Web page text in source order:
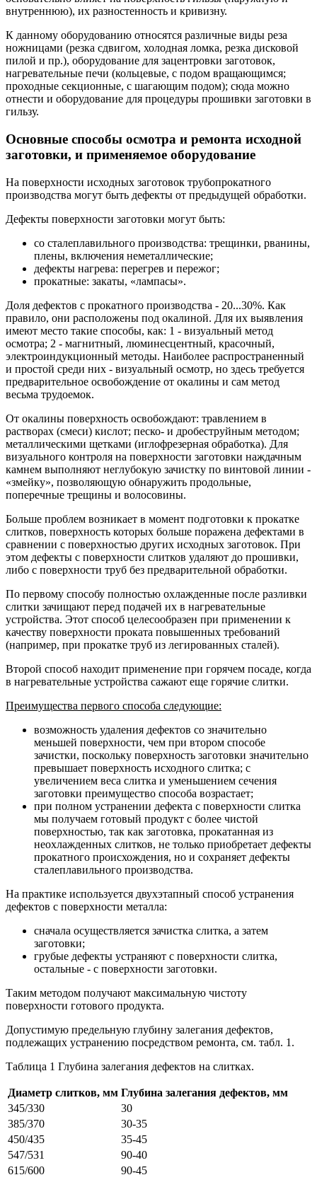
внутреннюю), их разностенность и кривизну.
К данному оборудованию относятся различные виды реза
ножницами (резка сдвигом, холодная ломка, резка дисковой
пилой и пр.), оборудование для зацентровки заготовок,
нагревательные печи (кольцевые, с подом вращающимся;
проходные секционные, с шагающим подом); сюда можно
отнести и оборудование для процедуры прошивки заготовки в
гильзу.
Основные способы осмотра и ремонта исходной
заготовки, и применяемое оборудование
На поверхности исходных заготовок трубопрокатного
производства могут быть дефекты от предыдущей обработки.
Дефекты поверхности заготовки могут быть:
со сталеплавильного производства: трещинки, рванины,
плены, включения неметаллические;
дефекты нагрева: перегрев и пережог;
прокатные: закаты, «лампасы».
Доля дефектов с прокатного производства - 20...30%. Как
правило, они расположены под окалиной. Для их выявления
имеют место такие способы, как: 1 - визуальный метод
осмотра; 2 - магнитный, люминесцентный, красочный,
электроиндукционный методы. Наиболее распространенный
и простой среди них - визуальный осмотр, но здесь требуется
предварительное освобождение от окалины и сам метод
весьма трудоемок.
От окалины поверхность освобождают: травлением в
растворах (смеси) кислот; песко- и дробеструйным методом;
металлическими щетками (иглофрезерная обработка). Для
визуального контроля на поверхности заготовки наждачным
камнем выполняют неглубокую зачистку по винтовой линии -
«змейку», позволяющую обнаружить продольные,
поперечные трещины и волосовины.
Больше проблем возникает в момент подготовки к прокатке
слитков, поверхность которых больше поражена дефектами в
сравнении с поверхностью других исходных заготовок. При
этом дефекты с поверхности слитков удаляют до прошивки,
либо с поверхности труб без предварительной обработки.
По первому способу полностью охлажденные после разливки
слитки зачищают перед подачей их в нагревательные
устройства. Этот способ целесообразен при применении к
качеству поверхности проката повышенных требований
(например, при прокатке труб из легированных сталей).
Второй способ находит применение при горячем посаде, когда
в нагревательные устройства сажают еще горячие слитки.
Преимущества первого способа следующие:
возможность удаления дефектов со значительно
меньшей поверхности, чем при втором способе
зачистки, поскольку поверхность заготовки значительно
превышает поверхность исходного слитка; с
увеличением веса слитка и уменьшением сечения
заготовки преимущество способа возрастает;
при полном устранении дефекта с поверхности слитка
мы получаем готовый продукт с более чистой
поверхностью, так как заготовка, прокатанная из
неохлажденных слитков, не только приобретает дефекты
прокатного происхождения, но и сохраняет дефекты
сталеплавильного производства.
На практике используется двухэтапный способ устранения
дефектов с поверхности металла:
сначала осуществляется зачистка слитка, а затем
заготовки;
грубые дефекты устраняют с поверхности слитка,
остальные - с поверхности заготовки.
Таким методом получают максимальную чистоту
поверхности готового продукта.
Допустимую предельную глубину залегания дефектов,
подлежащих устранению посредством ремонта, см. табл. 1.
Таблица 1 Глубина залегания дефектов на слитках.
Диаметр слитков, мм Глубина залегания дефектов, мм
345/330
30
385/370
30-35
450/435
35-45
547/531
90-40
615/600
90-45